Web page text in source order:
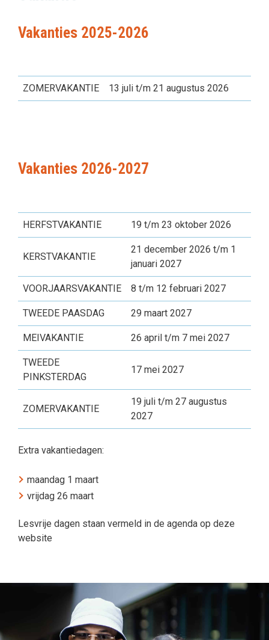
Vakanties 2025-2026
ZOMERVAKANTIE 13 juli t/m 21 augustus 2026
Vakanties 2026-2027
HERFSTVAKANTIE 19 t/m 23 oktober 2026
KERSTVAKANTIE
21 december 2026 t/m 1
januari 2027
VOORJAARSVAKANTIE 8 t/m 12 februari 2027
TWEEDE PAASDAG 29 maart 2027
MEIVAKANTIE 26 april t/m 7 mei 2027
TWEEDE
PINKSTERDAG
17 mei 2027
ZOMERVAKANTIE
19 juli t/m 27 augustus
2027
Extra vakantiedagen:
maandag 1 maart
vrijdag 26 maart
Lesvrije dagen staan vermeld in de agenda op deze
website